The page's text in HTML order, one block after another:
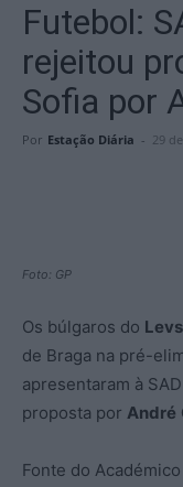
Futebol:
rejeitou
Sofia por
Por Estação Diária - 29
Foto: GP
Os búlgaros do
de Braga na pré-
apresentaram à
proposta por André
Fonte do